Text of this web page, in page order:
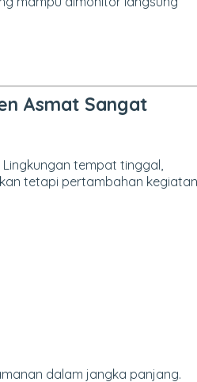
Asmat Sangat
tempat tinggal,
tetapi pertambahan kegiatan
dalam jangka panjang.